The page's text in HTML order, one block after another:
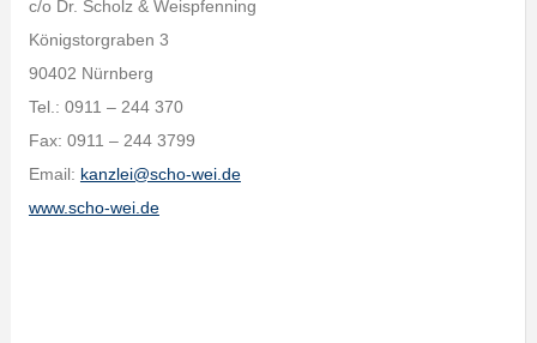
c/o Dr. Scholz & Weispfenning
Königstorgraben 3
90402 Nürnberg
Tel.: 0911 – 244 370
Fax: 0911 – 244 3799
Email: kanzlei@scho-wei.de
www.scho-wei.de